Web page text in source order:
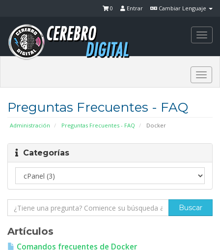
Cambiar Lenguaje
Entrar
0
Preguntas Frecuentes - FAQ
Administración Preguntas Frecuentes - FAQ Docker
Categorías
Artículos
Comandos frecuentes de Docker